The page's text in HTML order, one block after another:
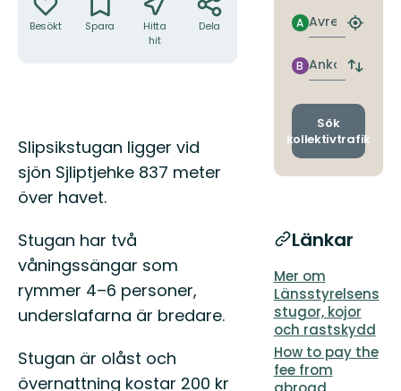
Besökt Spara
Hitta
hit
Dela
Beskrivning
Slipsikstugan ligger vid
sjön Sjliptjehke 837 meter
över havet.
Stugan har två
våningssängar som
rymmer 4–6 personer,
underslafarna är bredare.
Stugan är olåst och
övernattning kostar 200 kr
Avresa
A
Hitta
Ankomst
B
Byt
och
Sök
kollektivtrafik
Länkar
Mer om
Länsstyrelsens
stugor, kojor
och rastskydd
How to pay the
fee from